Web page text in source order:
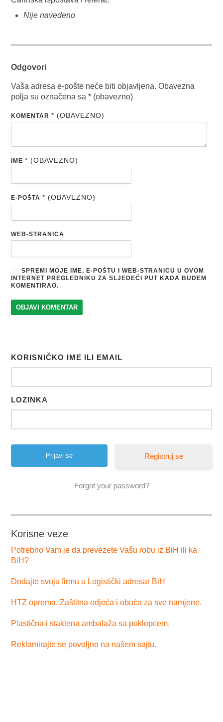
Nije navedeno
Odgovori
Vaša adresa e-pošte neće biti objavljena. Obavezna
polja su označena sa* (obavezno)
KOMENTAR* (OBAVEZNO)
IME* (OBAVEZNO)
E-POŠTA* (OBAVEZNO)
WEB-STRANICA
SPREMI MOJE IME, E-POŠTU I WEB-STRANICU U OVOM
INTERNET PREGLEDNIKU ZA SLJEDEĆI PUT KADA BUDEM
KOMENTIRAO.
KORISNIČKO IME ILI EMAIL
LOZINKA
Registruj se
Forgot your password?
Korisne veze
Potrebno Vam je da prevezete Vašu robu iz BiH ili ka
BiH?
Dodajte svoju firmu u Logistički adresar BiH
HTZ oprema. Zaštitna odjeća i obuća za sve namjene.
Plastična i staklena ambalaža sa poklopcem.
Reklamirajte se povoljno na našem sajtu.